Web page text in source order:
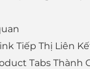
Tiếp Thị Liên
Tabs